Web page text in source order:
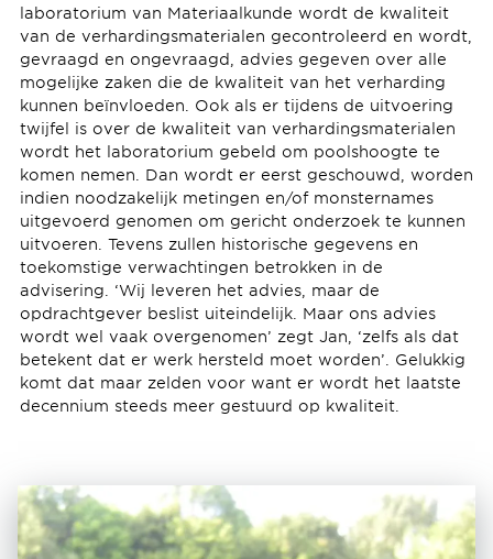
laboratorium van Materiaalkunde wordt de kwaliteit
van de verhardingsmaterialen gecontroleerd en wordt,
gevraagd en ongevraagd, advies gegeven over alle
mogelijke zaken die de kwaliteit van het verharding
kunnen beïnvloeden. Ook als er tijdens de uitvoering
twijfel is over de kwaliteit van verhardingsmaterialen
wordt het laboratorium gebeld om poolshoogte te
komen nemen. Dan wordt er eerst geschouwd, worden
indien noodzakelijk metingen en/of monsternames
uitgevoerd genomen om gericht onderzoek te kunnen
uitvoeren. Tevens zullen historische gegevens en
toekomstige verwachtingen betrokken in de
advisering. ‘Wij leveren het advies, maar de
opdrachtgever beslist uiteindelijk. Maar ons advies
wordt wel vaak overgenomen’ zegt Jan, ‘zelfs als dat
betekent dat er werk hersteld moet worden’. Gelukkig
komt dat maar zelden voor want er wordt het laatste
decennium steeds meer gestuurd op kwaliteit.